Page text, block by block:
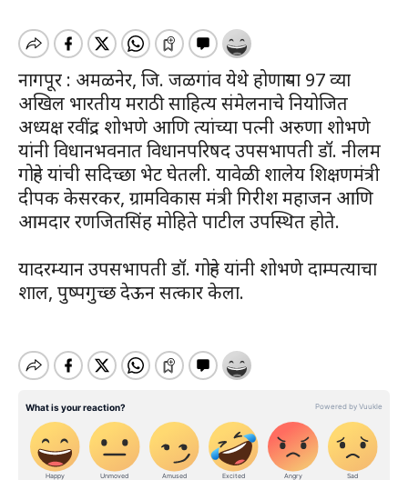
नागपूर : अमळनेर, जि. जळगांव येथे होणाऱ्या 97 व्या
अखिल भारतीय मराठी साहित्य संमेलनाचे नियोजित
अध्यक्ष रवींद्र शोभणे आणि त्यांच्या पत्नी अरुणा शोभणे
यांनी विधानभवनात विधानपरिषद उपसभापती डॉ. नीलम
गोऱ्हे यांची सदिच्छा भेट घेतली. यावेळी शालेय शिक्षणमंत्री
दीपक केसरकर, ग्रामविकास मंत्री गिरीश महाजन आणि
आमदार रणजितसिंह मोहिते पाटील उपस्थित होते.
यादरम्यान उपसभापती डॉ. गोऱ्हे यांनी शोभणे दाम्पत्याचा
शाल, पुष्पगुच्छ देऊन सत्कार केला.